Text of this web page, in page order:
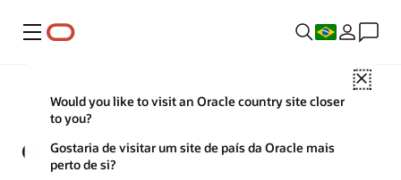
Menu
Close
Would you like to visit an Oracle country site closer
to you?
Gostaria de visitar um site de país da Oracle mais
perto de si?
O que é marketing digital?